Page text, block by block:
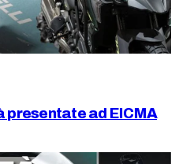
presentate ad EICMA